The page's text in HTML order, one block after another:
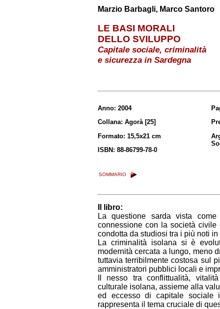
Marzio Barbagli, Marco Santoro
LE BASI MORALI
DELLO SVILUPPO
Capitale sociale, criminalità
e sicurezza in Sardegna
Anno: 2004
Collana: Agorà [25]
Formato: 15,5x21 cm
ISBN: 88-86799-78-0
SOMMARIO
Il libro:
La questione sarda vista
connessione con la società
condotta da studiosi tra i più noti
La criminalità isolana si è
modernità cercata a lungo, meno
tuttavia terribilmente costosa sul
amministratori pubblici locali e
Il nesso tra conflittualità,
culturale isolana, assieme alla
ed eccesso di capitale sociale
rappresenta il tema cruciale di